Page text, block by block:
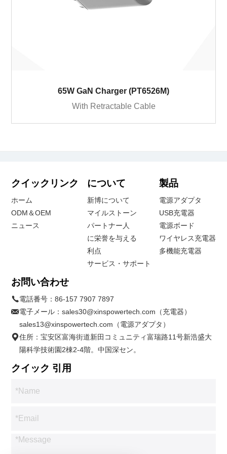
65W GaN Charger (PT6526M)
With Retractable Cable
クイックリンク
ホーム
ODM＆OEM
ニュース
について
新博について
マイルストーン
パートナー人
に栄誉を与える
利点
サービス・サポート
製品
電源アダプタ
USB充電器
電源ボード
ワイヤレス充電器
多機能充電器
お問い合わせ
電話番号：86-157 7907 7897
電子メール：sales30@xinspowertech.com（充電器）
sales13@xinspowertech.com（電源アダプタ）
住所：宝安区富海街道新田コミュニティ富瑞路11号新浩盛大
陽科学技術園2棟2-4階。中国深セン。
クイック 引用